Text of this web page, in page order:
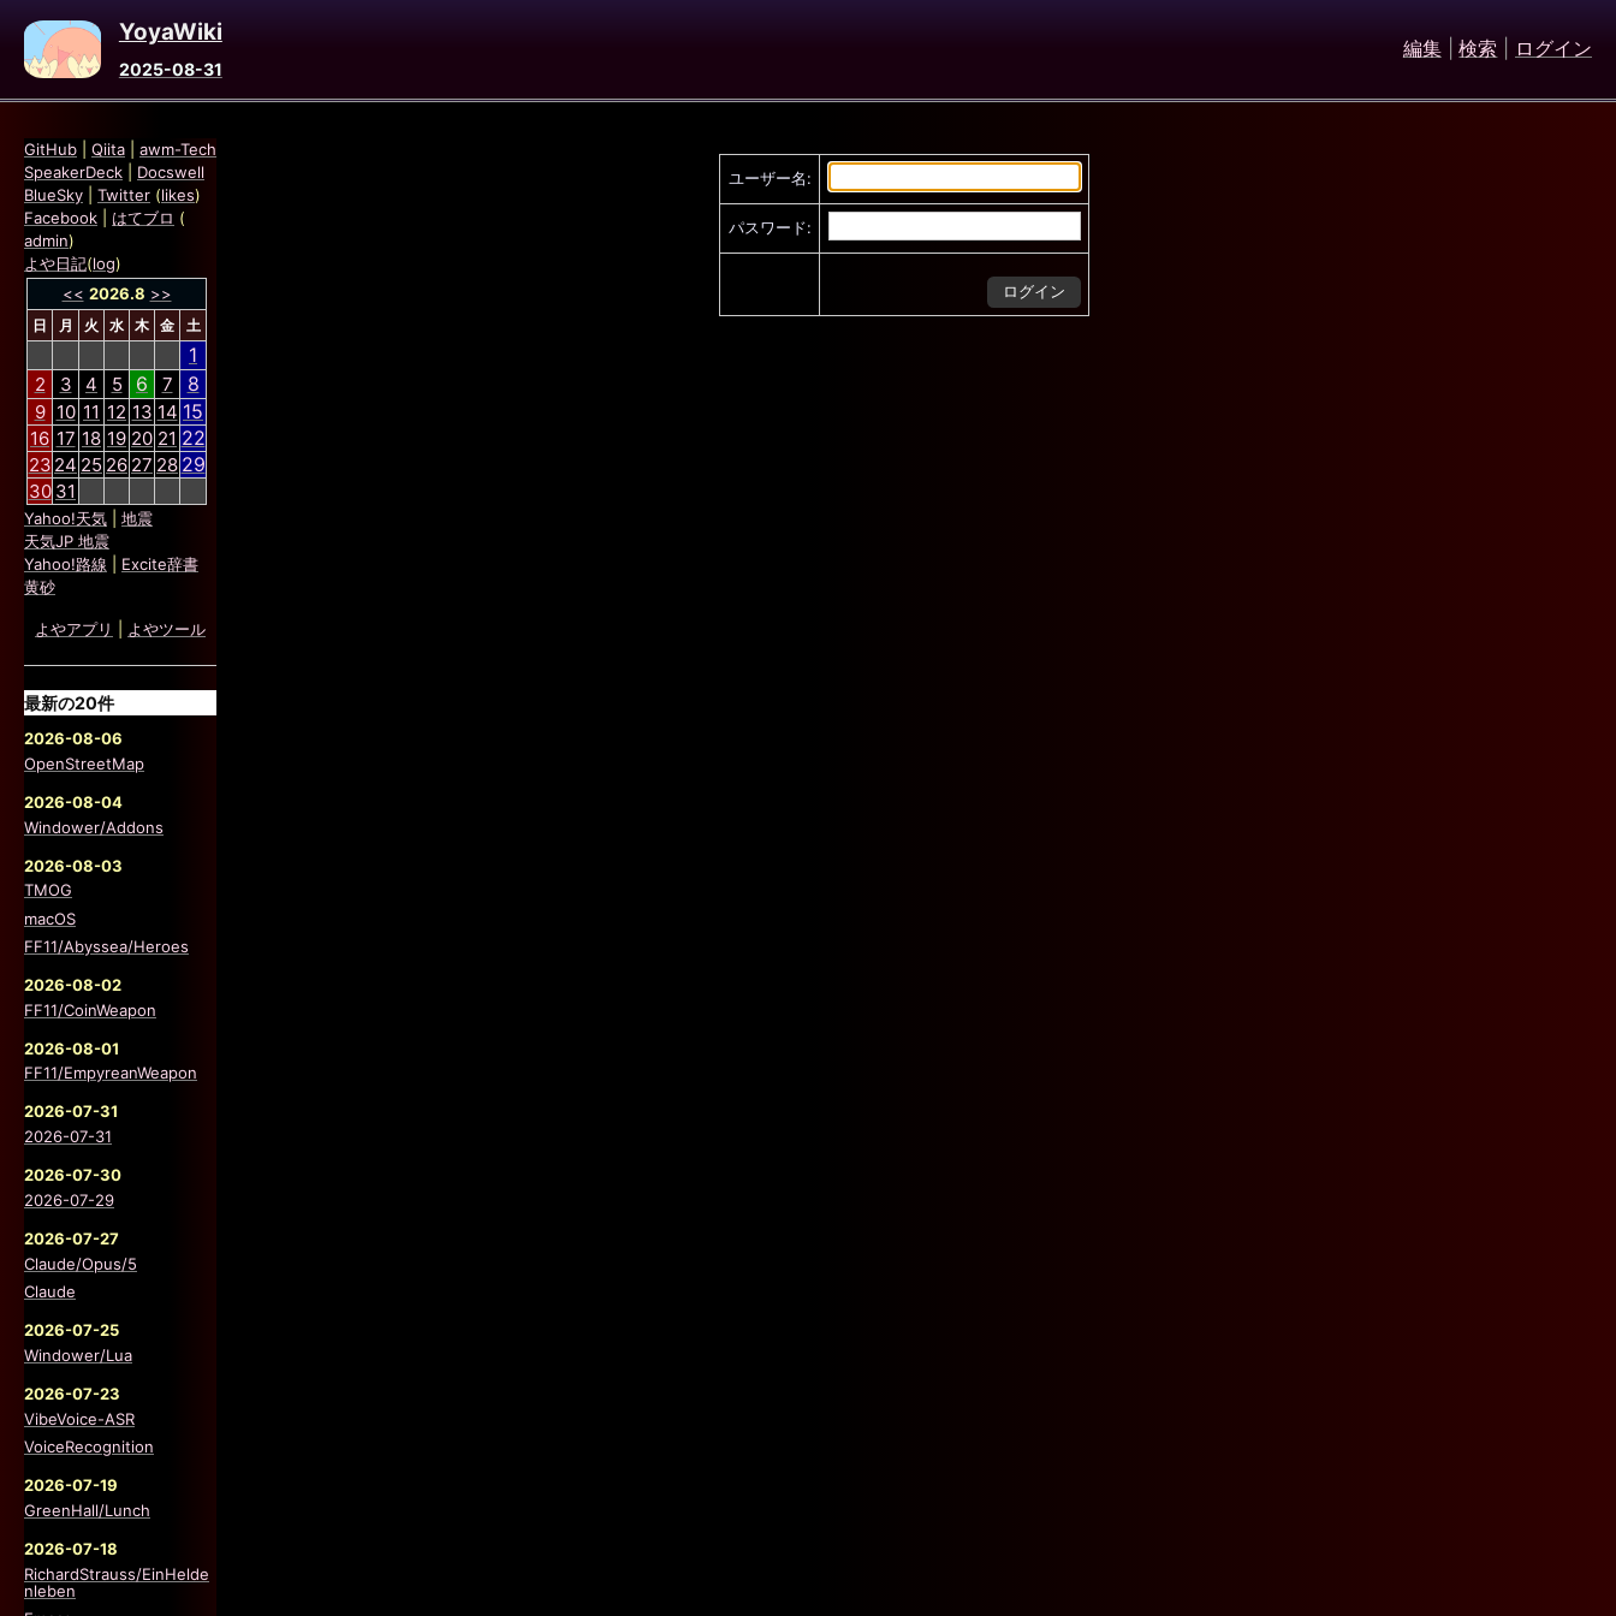
YoyaWiki
2025-08-31
編集 検索 ログイン
ユーザー名:
パスワード:
GitHub Qiita
awm-Tech
SpeakerDeck
Docswell
BlueSky
Twitter (likes)
Facebook
はてブロ (
admin)
よや日記(log)
<< 2026.8 >>
日 月 火 水 木 金 土
1
2 3 4 5 6 7 8
9 10 11 12 13 14 15
16 17 18 19 20 21 22
23 24 25 26 27 28 29
30 31
Yahoo!天気
地震
天気JP 地震
Yahoo!路線
Excite辞書
黄砂
よやアプリ よやツール
最新の20件
2026-08-06
OpenStreetMap
2026-08-04
Windower/Addons
2026-08-03
TMOG
macOS
FF11/Abyssea/Heroes
2026-08-02
FF11/CoinWeapon
2026-08-01
FF11/EmpyreanWeapon
2026-07-31
2026-07-31
2026-07-30
2026-07-29
2026-07-27
Claude/Opus/5
Claude
2026-07-25
Windower/Lua
2026-07-23
VibeVoice-ASR
VoiceRecognition
2026-07-19
GreenHall/Lunch
2026-07-18
RichardStrauss/EinHelde
nleben